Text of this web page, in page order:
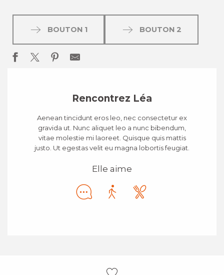
BOUTON 1 BOUTON 2
Rencontrez Léa
Aenean tincidunt eros leo, nec consectetur ex
gravida ut. Nunc aliquet leo a nunc bibendum,
vitae molestie mi laoreet. Quisque quis mattis
justo. Ut egestas velit eu magna lobortis feugiat.
Elle aime